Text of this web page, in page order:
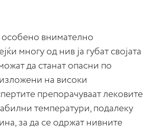
внимателно
многу од нив ја губат својата
да станат опасни по
на високи
препорачуваат лековите
температури, подалеку
за да се одржат нивните